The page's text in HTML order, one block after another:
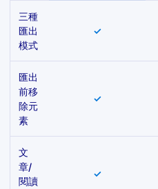
三種
匯出
模式
✓
匯出
前移
除元
素
✓
文
章/
閱讀
✓